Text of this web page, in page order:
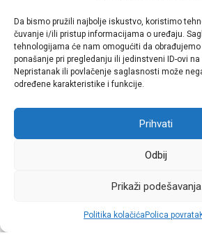
Da bismo pružili najbolje iskustvo, koristimo
čuvanje i/ili pristup informacijama o uređaju.
tehnologijama će nam omogućiti da
ponašanje pri pregledanju ili jedinstveni ID-ovi
Nepristanak ili povlačenje saglasnosti može
određene karakteristike i funkcije.
Prihvati
Odbij
Prikaži podešavanja
Politika kolačića Polica povrata
Tuzlanskog kantona
Kategorije
Linkovi
Viber
Moj račun